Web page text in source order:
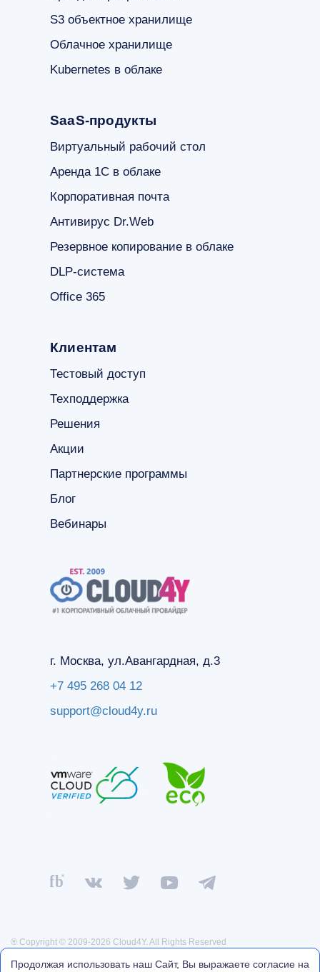
S3 объектное хранилище
Облачное хранилище
Kubernetes в облаке
SaaS-продукты
Виртуальный рабочий стол
Аренда 1С в облаке
Корпоративная почта
Антивирус Dr.Web
Резервное копирование в облаке
DLP-система
Office 365
Клиентам
Тестовый доступ
Техподдержка
Решения
Акции
Партнерские программы
Блог
Вебинары
г. Москва, ул.Авангардная, д.3
+7 495 268 04 12
support@cloud4y.ru
® Copyright © 2009-2026 Cloud4Y. All Rights Reserved
Политика конфиденциальности
Продолжая использовать наш Сайт, Вы выражаете согласие на